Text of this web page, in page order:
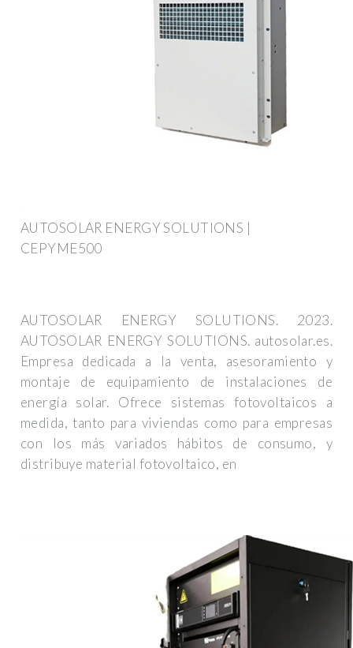
AUTOSOLAR ENERGY SOLUTIONS |
CEPYME500
AUTOSOLAR ENERGY SOLUTIONS. 2023.
AUTOSOLAR ENERGY SOLUTIONS. autosolar.es.
Empresa dedicada a la venta, asesoramiento y
montaje de equipamiento de instalaciones de
energía solar. Ofrece sistemas fotovoltaicos a
medida, tanto para viviendas como para empresas
con los más variados hábitos de consumo, y
distribuye material fotovoltaico, en